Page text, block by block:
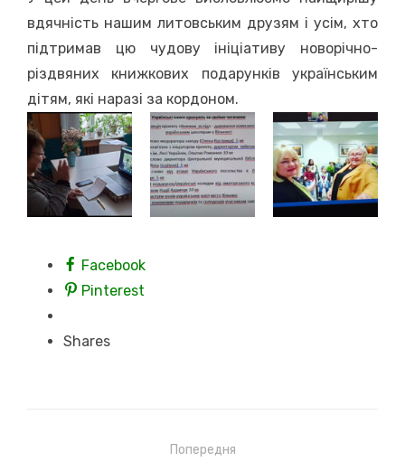
вдячність нашим литовським друзям і усім, хто
підтримав цю чудову ініціативу новорічно-
різдвяних книжкових подарунків українським
дітям, які наразі за кордоном.
Facebook
Pinterest
Shares
Попередня